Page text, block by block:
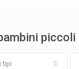
piccoli
tipi